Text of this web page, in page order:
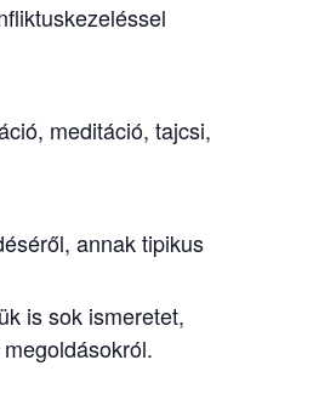
meditáció, tajcsi,
annak tipikus
is sok ismeretet,